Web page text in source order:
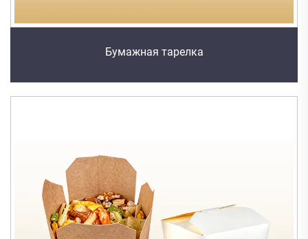
Бумажная тарелка